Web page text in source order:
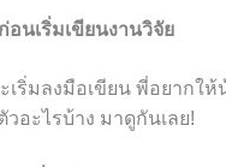
อนเริ่มเขียนงานวิจัย
เริ่มลงมือเขียน พี่อยากให้
วอะไรบ้าง มาดูกันเลย!